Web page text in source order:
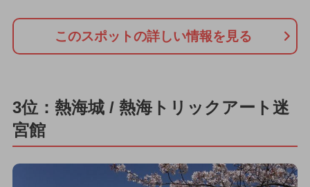
このスポットの詳しい情報を見る
3位：熱海城 / 熱海トリックアート迷
宮館